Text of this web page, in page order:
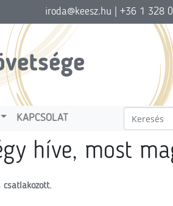
iroda@keesz.hu | +36 1 328
KAPCSOLAT
híve, most
csatlakozott.